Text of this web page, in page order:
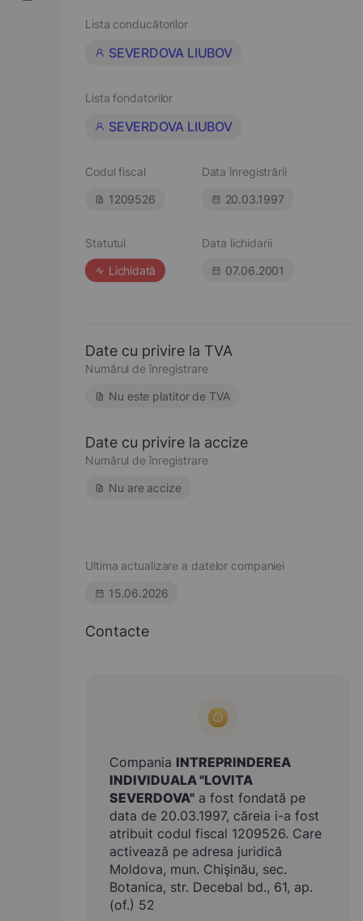
Lista conducătorilor
SEVERDOVA LIUBOV
Lista fondatorilor
SEVERDOVA LIUBOV
Codul fiscal
1209526
Data înregistrării
20.03.1997
Statutul
Lichidată
Data lichidarii
07.06.2001
Date cu privire la TVA
Numărul de înregistrare
Nu este platitor de TVA
Date cu privire la accize
Numărul de înregistrare
Nu are accize
Ultima actualizare a datelor companiei
15.06.2026
Contacte
Compania INTREPRINDEREA
INDIVIDUALA "LOVITA
SEVERDOVA" a fost fondată pe
data de 20.03.1997, căreia i-a fost
atribuit codul fiscal 1209526. Care
activează pe adresa juridică
Moldova, mun. Chişinău, sec.
Botanica, str. Decebal bd., 61, ap.
(of.) 52